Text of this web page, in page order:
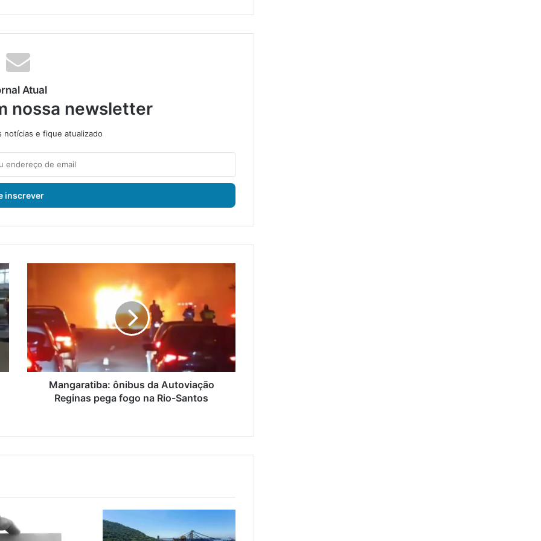
Atual
nossa newsletter
notícias e fique atualizado
g
r
a
t
i
n
d
u
Mangaratiba: ônibus da Autoviação
Reginas pega fogo na Rio-Santos